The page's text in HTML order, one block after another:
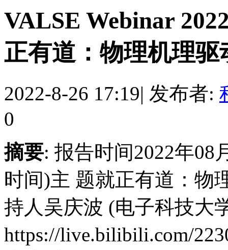
VALSE Webinar
正有道：物理机理驱
2022-8-26 17:19| 发布者:
0
摘要: 报告时间2022年08
时间)主 题就正有道：物
持人吴庆波 (电子科技大
https://live.bilibili.com/